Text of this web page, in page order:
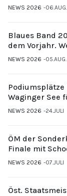
NEWS 2026 06.AUG.
Blaues Band
dem Vorjahr.
NEWS 2026 05.AUG.
Waginger See
NEWS 2026 24.JULI
ÖM der
Finale mit
NEWS 2026 07.JULI
Öst.